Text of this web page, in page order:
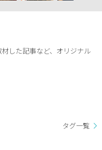
した記事など、オリジナル
タグ一覧